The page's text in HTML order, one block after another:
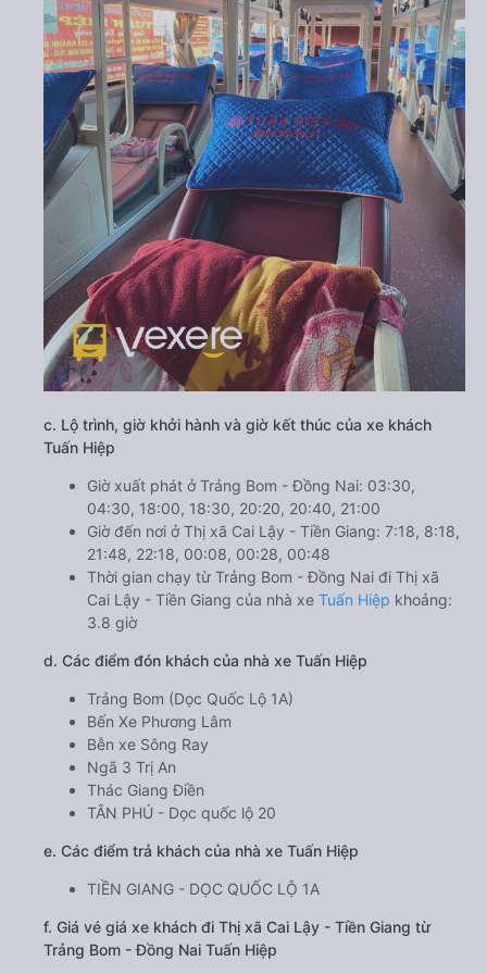
c. Lộ trình, giờ khởi hành và giờ kết thúc của xe khách
Tuấn Hiệp
Giờ xuất phát ở Trảng Bom - Đồng Nai: 03:30,
04:30, 18:00, 18:30, 20:20, 20:40, 21:00
Giờ đến nơi ở Thị xã Cai Lậy - Tiền Giang: 7:18, 8:18,
21:48, 22:18, 00:08, 00:28, 00:48
Thời gian chạy từ Trảng Bom - Đồng Nai đi Thị xã
Cai Lậy - Tiền Giang của nhà xe Tuấn Hiệp khoảng:
3.8 giờ
d. Các điểm đón khách của nhà xe Tuấn Hiệp
Trảng Bom (Dọc Quốc Lộ 1A)
Bến Xe Phương Lâm
Bễn xe Sông Ray
Ngã 3 Trị An
Thác Giang Điền
TÂN PHÚ - Dọc quốc lộ 20
e. Các điểm trả khách của nhà xe Tuấn Hiệp
TIỀN GIANG - DỌC QUỐC LỘ 1A
f. Giá vé giá xe khách đi Thị xã Cai Lậy - Tiền Giang từ
Trảng Bom - Đồng Nai Tuấn Hiệp